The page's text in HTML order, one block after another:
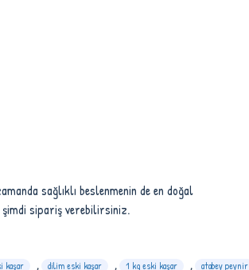
sağlıklı beslenmenin de en doğal
şimdi sipariş verebilirsiniz.
kaşar , dilim eski kaşar , 1 kg eski kaşar , atabey peynir